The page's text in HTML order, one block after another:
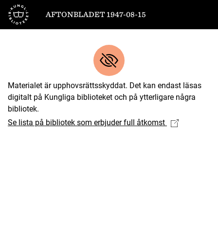
Till startsidan
AFTONBLADET 1947-08-15
Materialet är upphovsrättsskyddat. Det kan endast läsas
digitalt på Kungliga biblioteket och på ytterligare några
bibliotek.
Se lista på bibliotek som erbjuder full åtkomst